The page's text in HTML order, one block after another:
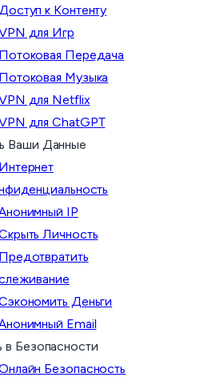
к Контенту
для Игр
Потоковая Передача
Потоковая Музыка
для Netflix
для ChatGPT
Ваши Данные
Интернет
IP
Личность
Предотвратить
Деньги
Email
в Безопасности
Безопасность